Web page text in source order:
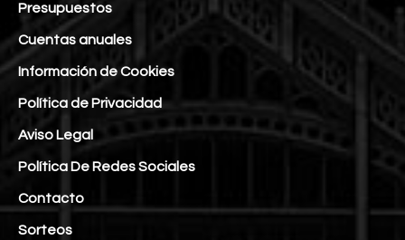
Presupuestos
Cuentas anuales
Información de Cookies
Política de Privacidad
Aviso Legal
Política De Redes Sociales
Contacto
Sorteos